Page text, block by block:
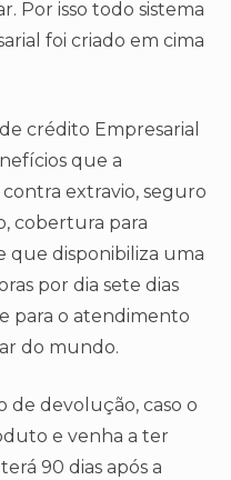
Por isso todo sistema
foi criado em cima
crédito Empresarial
que a
extravio, seguro
cobertura para
que disponibiliza uma
por dia sete dias
para o atendimento
do mundo.
de devolução, caso o
e venha a ter
90 dias após a